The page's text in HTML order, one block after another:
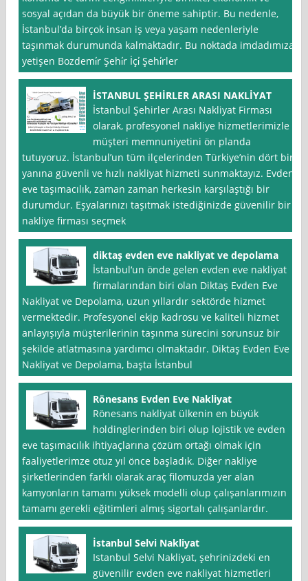
sosyal açıdan da büyük bir öneme sahiptir. Bu nedenle,
İstanbul’da birçok insan iş veya yaşam nedenleriyle
taşınmak durumunda kalmaktadır. Bu noktada imdadımıza
yetişen Bozdemi̇r Şehi̇r İçi̇ Şehi̇rler
İSTANBUL ŞEHİRLER ARASI NAKLİYAT
İstanbul Şehirler Arası Nakliyat Firması
olarak, profesyonel nakliye hizmetlerimizle
müşteri memnuniyetini ön planda
tutuyoruz. İstanbul’un tüm ilçelerinden Türkiye’nin dört bir
yanına güvenli ve hızlı nakliyat hizmeti sunmaktayız. Evden
eve taşımacılık, zaman zaman herkesin karşılaştığı bir
durumdur. Eşyalarınızı taşıtmak istediğinizde güvenilir bir
nakliye firması seçmek
diktaş evden eve nakliyat ve depolama
İstanbul‘un önde gelen evden eve nakliyat
firmalarından biri olan Diktaş Evden Eve
Nakliyat ve Depolama, uzun yıllardır sektörde hizmet
vermektedir. Profesyonel ekip kadrosu ve kaliteli hizmet
anlayışıyla müşterilerinin taşınma sürecini sorunsuz bir
şekilde atlatmasına yardımcı olmaktadır. Diktaş Evden Eve
Nakliyat ve Depolama, başta İstanbul
Rönesans Evden Eve Nakliyat
Rönesans nakliyat ülkenin en büyük
holdinglerinden biri olup lojistik ve evden
eve taşımacılık ihtiyaçlarına çözüm ortağı olmak için
faaliyetlerimze otuz yıl önce başladık. Diğer nakliye
şirketlerinden farklı olarak araç filomuzda yer alan
kamyonların tamamı yüksek modelli olup çalışanlarımızın
tamamı gerekli eğitimleri almış sigortalı çalışanlardır.
İstanbul Selvi Nakliyat
Istanbul Selvi Nakliyat, şehrinizdeki en
güvenilir evden eve nakliyat hizmetleri